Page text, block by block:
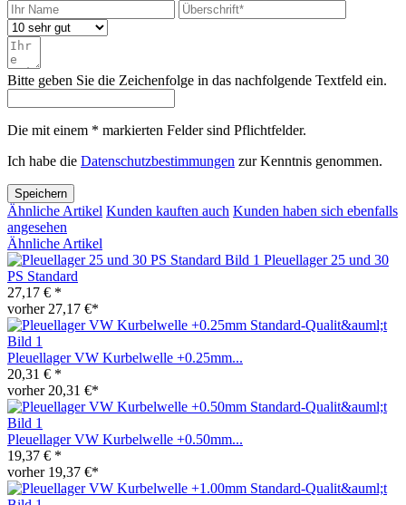
Bitte geben Sie die Zeichenfolge in das nachfolgende Textfeld ein.
Die mit einem * markierten Felder sind Pflichtfelder.
Ich habe die Datenschutzbestimmungen zur Kenntnis genommen.
Speichern
Ähnliche Artikel Kunden kauften auch Kunden haben sich ebenfalls
angesehen
Ähnliche Artikel
Pleuellager 25 und 30
PS Standard
27,17 € *
vorher 27,17 €*
Pleuellager VW Kurbelwelle +0.25mm...
20,31 € *
vorher 20,31 €*
Pleuellager VW Kurbelwelle +0.50mm...
19,37 € *
vorher 19,37 €*